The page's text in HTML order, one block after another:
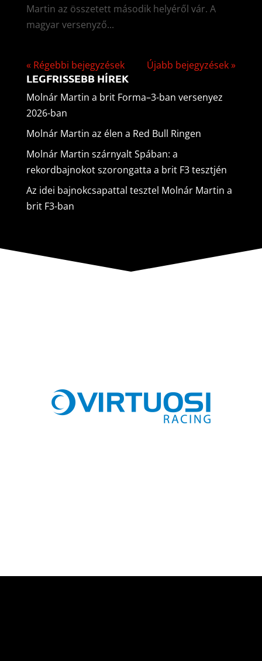
Martin az összetett második helyéről vár. A
magyar versenyző...
« Régebbi bejegyzések Újabb bejegyzések »
LEGFRISSEBB HÍREK
Molnár Martin a brit Forma–3-ban versenyez
2026-ban
Molnár Martin az élen a Red Bull Ringen
Molnár Martin szárnyalt Spában: a
rekordbajnokot szorongatta a brit F3 tesztjén
Az idei bajnokcsapattal tesztel Molnár Martin a
brit F3-ban